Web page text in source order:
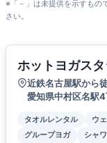
※「－」は未提供を示すもの
さい。
ホットヨガス
近鉄名古屋駅から
愛知県中村区名駅
タオルレンタル ウ
グループヨガ
シャ